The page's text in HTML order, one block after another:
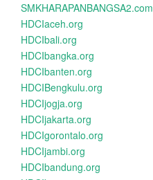
SMKHARAPANBANGSA2.com
HDCIaceh.org
HDCIbali.org
HDCIbangka.org
HDCIbanten.org
HDCIBengkulu.org
HDCIjogja.org
HDCIjakarta.org
HDCIgorontalo.org
HDCIjambi.org
HDCIbandung.org